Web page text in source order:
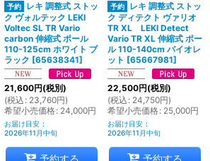
レキ 調整式 ストッ
ク ヴォルテック LEKI
Voltec SL TR Vario
carbon 伸縮式 ポール
110-125cm ホワイト ブ
ラック [65638341]
21,600円(税別)
(税込 : 23,760円)
希望小売価格: 24,000円
お届け目安 :
2026年11月中旬
レキ 調整式 ストッ
ク ディテクト ヴァリオ
TR XL LEKI Detect
Vario TR XL 伸縮式 ポー
ル 110-140cm バイオレ
ット [65667981]
22,500円(税別)
(税込 : 24,750円)
希望小売価格: 25,000円
お届け目安 :
2026年11月中旬